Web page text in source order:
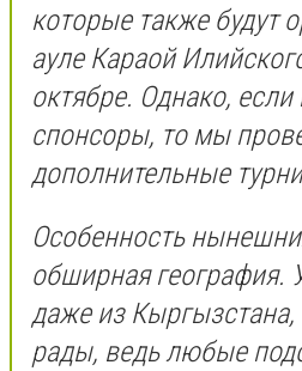
которые также будут
ауле Караой
октябре. Однако, если
спонсоры, то мы
дополнительные
Особенность
обширная география.
даже из
рады, ведь любые